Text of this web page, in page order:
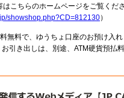
こちらのホームページをご覧くだ
showshop.php?CD=812130）
無料で、ゆうちょ口座のお預け入
引き出しは、別途、ATM硬貨預払料